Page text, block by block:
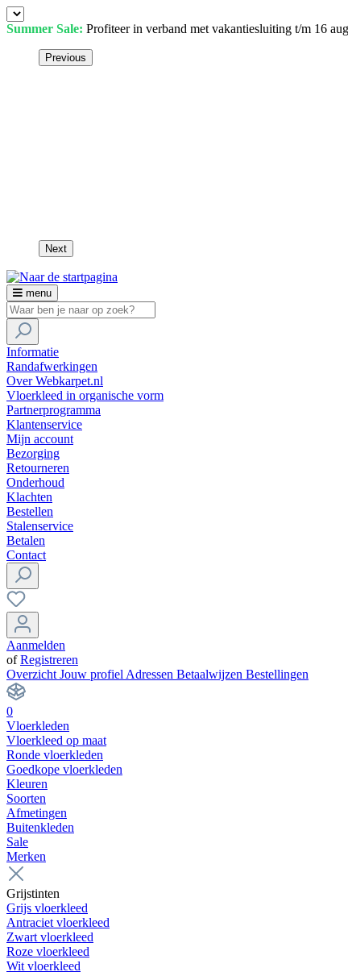
Summer Sale: Profiteer in verband met vakantiesluiting t/m 16
Previous
Next
menu
Informatie
Randafwerkingen
Over Webkarpet.nl
Vloerkleed in organische vorm
Partnerprogramma
Klantenservice
Mijn account
Bezorging
Retourneren
Onderhoud
Klachten
Bestellen
Stalenservice
Betalen
Contact
Aanmelden
ofRegistreren
Overzicht Jouw profiel Adressen Betaalwijzen Bestellingen
0
Vloerkleden
Vloerkleed op maat
Ronde vloerkleden
Goedkope vloerkleden
Kleuren
Soorten
Afmetingen
Buitenkleden
Sale
Merken
Grijstinten
Grijs vloerkleed
Antraciet vloerkleed
Zwart vloerkleed
Roze vloerkleed
Wit vloerkleed